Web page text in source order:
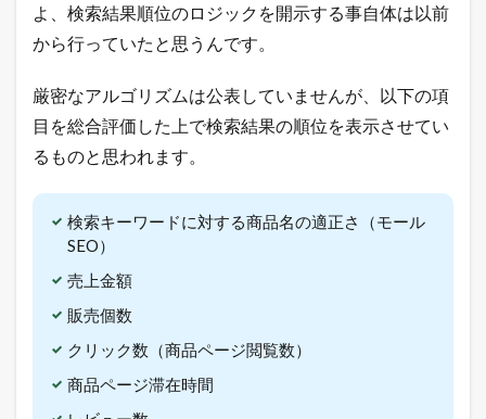
で
「
売
れ
E
C
」
を
ツ
イ
ー
ト
中
売
る
よ、検索結果順位のロジックを開示する事自体は以前
から行っていたと思うんです。
厳密なアルゴリズムは公表していませんが、以下の項
目を総合評価した上で検索結果の順位を表示させてい
るものと思われます。
検索キーワードに対する商品名の適正さ（モール
SEO）
売上金額
販売個数
クリック数（商品ページ閲覧数）
商品ページ滞在時間